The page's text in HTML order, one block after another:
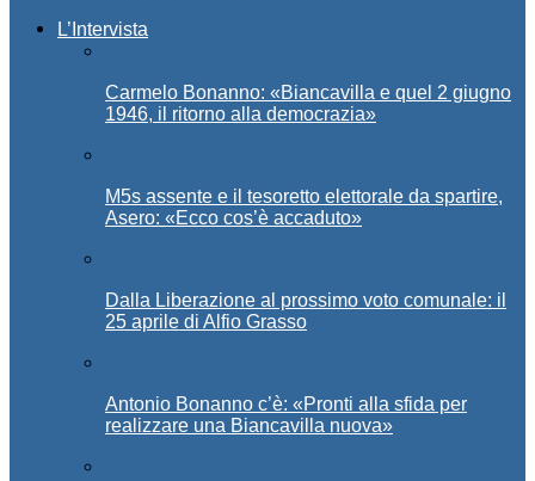
L’Intervista
Carmelo Bonanno: «Biancavilla e quel 2 giugno
1946, il ritorno alla democrazia»
M5s assente e il tesoretto elettorale da spartire,
Asero: «Ecco cos’è accaduto»
Dalla Liberazione al prossimo voto comunale: il
25 aprile di Alfio Grasso
Antonio Bonanno c’è: «Pronti alla sfida per
realizzare una Biancavilla nuova»